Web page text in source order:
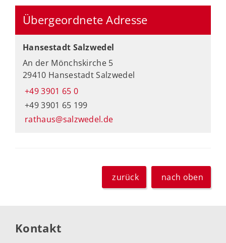
Übergeordnete Adresse
Hansestadt Salzwedel
An der Mönchskirche 5
29410 Hansestadt Salzwedel
+49 3901 65 0
+49 3901 65 199
rathaus@salzwedel.de
zurück nach oben
Kontakt